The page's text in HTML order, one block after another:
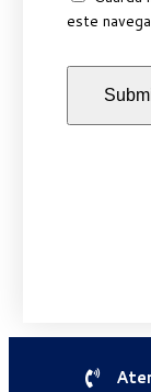
este